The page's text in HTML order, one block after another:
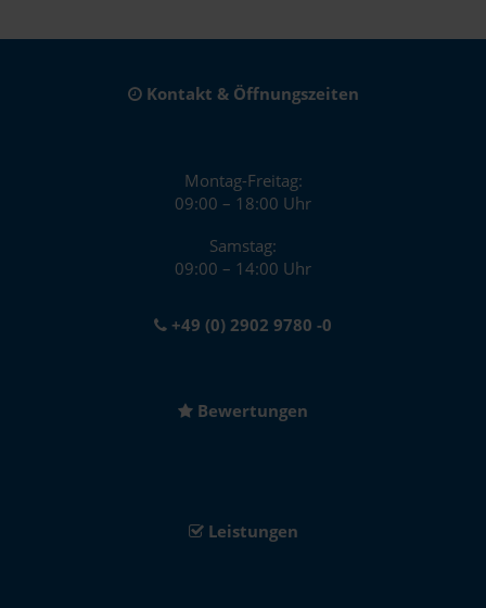
Kontakt & Öffnungszeiten
Montag-Freitag:
09:00 – 18:00 Uhr
Samstag:
09:00 – 14:00 Uhr
+49 (0) 2902 9780 -0
Bewertungen
Leistungen